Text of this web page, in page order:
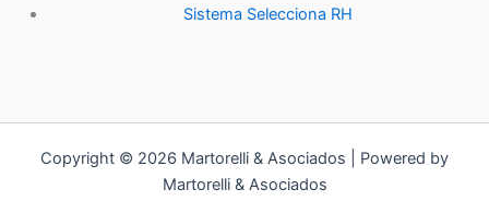
Sistema Selecciona RH
Copyright © 2026 Martorelli & Asociados | Powered by
Martorelli & Asociados